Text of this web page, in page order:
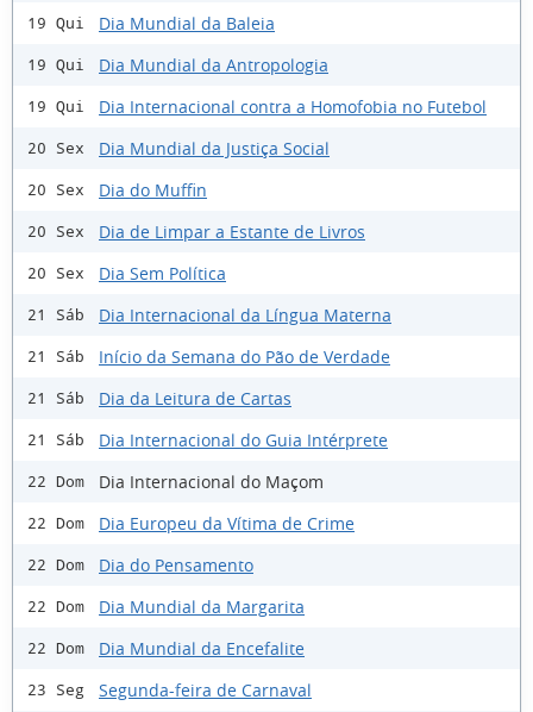
19 Qui Dia Mundial da Baleia
19 Qui Dia Mundial da Antropologia
19 Qui Dia Internacional contra a Homofobia no Futebol
20 Sex Dia Mundial da Justiça Social
20 Sex Dia do Muffin
20 Sex Dia de Limpar a Estante de Livros
20 Sex Dia Sem Política
21 Sáb Dia Internacional da Língua Materna
21 Sáb Início da Semana do Pão de Verdade
21 Sáb Dia da Leitura de Cartas
21 Sáb Dia Internacional do Guia Intérprete
22 Dom Dia Internacional do Maçom
22 Dom Dia Europeu da Vítima de Crime
22 Dom Dia do Pensamento
22 Dom Dia Mundial da Margarita
22 Dom Dia Mundial da Encefalite
23 Seg Segunda-feira de Carnaval